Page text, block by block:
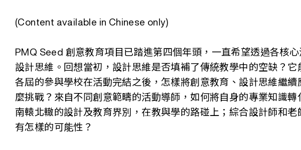
(Content available in Chinese only)
PMQ Seed 創意教育項目已踏進第四個年頭，一直希望透過各核
設計思維。回想當初，設計思維是否填補了傳統教學中的空缺？它
各屆的參與學校在活動完結之後，怎樣將創意教育、設計思維繼
麼挑戰？來自不同創意範疇的活動導師，如何將自身的專業知識
南轅北轍的設計及教育界別，在教與學的路碰上；綜合設計師和
有怎樣的可能性？